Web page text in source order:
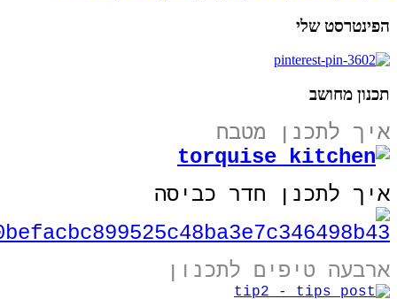
הפינטרסט שלי
תכנון מחושב
איך לתכנן מטבח
איך לתכנן חדר כביסה
ארבעה טיפים לתכנון